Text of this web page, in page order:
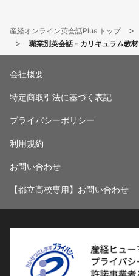
産経オンライン英会話Plus トップ
職業別英会話 - カリキュラム教材
会社概要
特定商取引法に基づく表記
プライバシーポリシー
利用規約
お問い合わせ
【都立高校専用】お問い合わせ